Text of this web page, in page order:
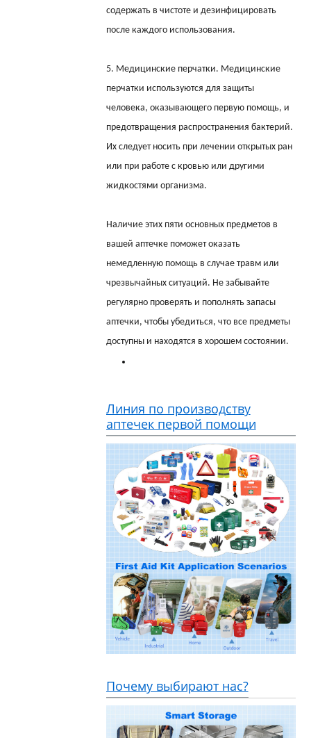
содержать в чистоте и дезинфицировать
после каждого использования.
5. Медицинские перчатки. Медицинские
перчатки используются для защиты
человека, оказывающего первую помощь, и
предотвращения распространения бактерий.
Их следует носить при лечении открытых ран
или при работе с кровью или другими
жидкостями организма.
Наличие этих пяти основных предметов в
вашей аптечке поможет оказать
немедленную помощь в случае травм или
чрезвычайных ситуаций. Не забывайте
регулярно проверять и пополнять запасы
аптечки, чтобы убедиться, что все предметы
доступны и находятся в хорошем состоянии.
Линия по производству
аптечек первой помощи
Почему выбирают нас?